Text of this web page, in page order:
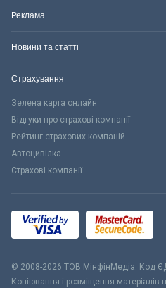
Реклама
Новини та статті
Страхування
Зелена карта онлайн
Відгуки про страхові компанії
Рейтинг страхових компаній
Автоцивілка
Страхові компанії
© 2008-2026 ТОВ МiнфiнМедiа. Код
Копіювання і розміщення матеріалів